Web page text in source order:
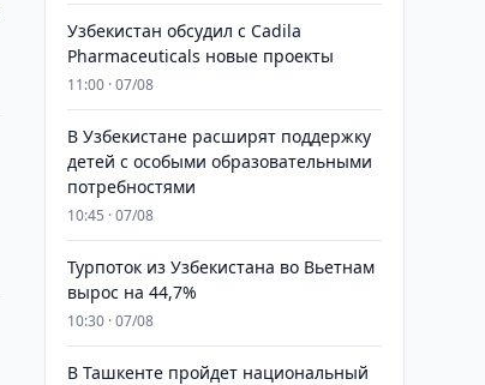
Узбекистан обсудил с Cadila
Pharmaceuticals новые проекты
11:00 · 07/08
В Узбекистане расширят поддержку
детей с особыми образовательными
потребностями
10:45 · 07/08
Турпоток из Узбекистана во Вьетнам
вырос на 44,7%
10:30 · 07/08
В Ташкенте пройдет национальный